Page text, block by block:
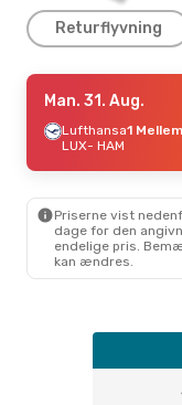
Returflyvning
Man. 31. Aug.
Lufthansa1
LUX- HAM
HAM- LUX
Man. 31. Aug.
Lufthansa1
LUX- HAM
Priserne vist
dage for den
endelige pris.
kan ændres.